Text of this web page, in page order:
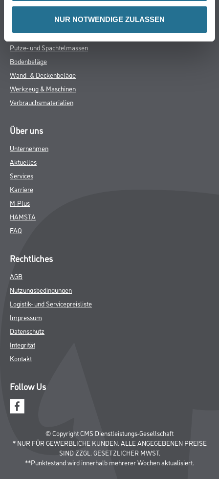
NUR NOTWENDIGE ZULASSEN
Farbe
Trockenbau
Putze- und Spachtelmassen
Bodenbeläge
Wand- & Deckenbeläge
Werkzeug & Maschinen
Verbrauchsmaterialien
Über uns
Unternehmen
Aktuelles
Services
Karriere
M-Plus
HAMSTA
FAQ
Rechtliches
AGB
Nutzungsbedingungen
Logistik- und Servicepreisliste
Impressum
Datenschutz
Integrität
Kontakt
Follow Us
© Copyright CMS Dienstleistungs-Gesellschaft
* NUR FÜR GEWERBLICHE KUNDEN. ALLE ANGEGEBENEN PREISE
SIND ZZGL. GESETZLICHER MWST.
**Punktestand wird innerhalb mehrerer Wochen aktualisiert.